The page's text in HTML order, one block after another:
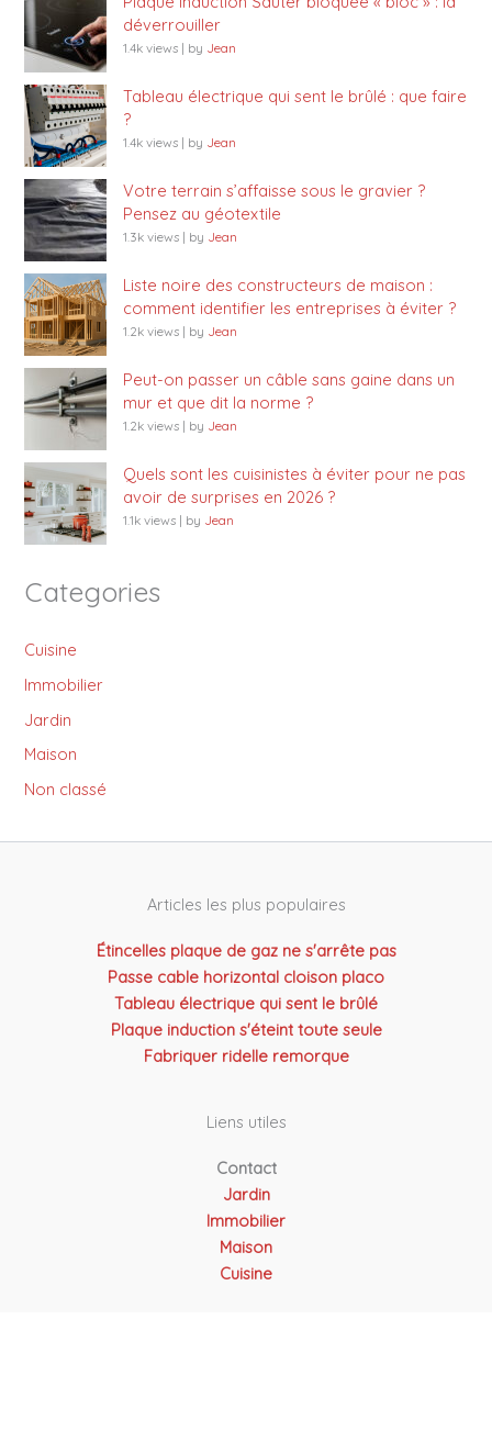
déverrouiller
1.4k views | by Jean
Tableau électrique qui sent le brûlé : que faire
?
1.4k views | by Jean
Votre terrain s’affaisse sous le gravier ?
Pensez au géotextile
1.3k views | by Jean
Liste noire des constructeurs de maison :
comment identifier les entreprises à éviter ?
1.2k views | by Jean
Peut-on passer un câble sans gaine dans un
mur et que dit la norme ?
1.2k views | by Jean
Quels sont les cuisinistes à éviter pour ne pas
avoir de surprises en 2026 ?
1.1k views | by Jean
Categories
Cuisine
Immobilier
Jardin
Maison
Non classé
Articles les plus populaires
Étincelles plaque de gaz ne s'arrête pas
Passe cable horizontal cloison placo
Tableau électrique qui sent le brûlé
Plaque induction s'éteint toute seule
Fabriquer ridelle remorque
Liens utiles
Contact
Jardin
Immobilier
Maison
Cuisine